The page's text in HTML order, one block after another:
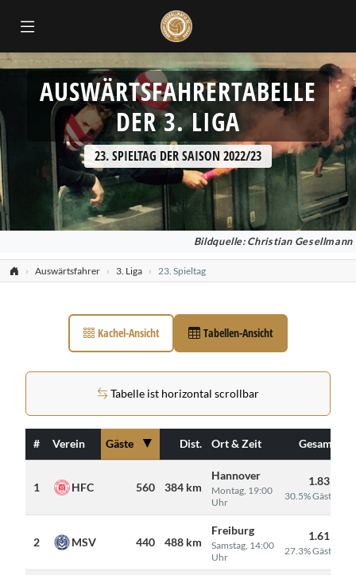
AUSWÄRTSFAHRERTABELLE
DER 3. LIGA
23. SPIELTAG DER SAISON 2022/23
Bildquelle: Christian Gesellmann
Auswärtsfahrer 3. Liga 23. Spieltag
Kachel-Ansicht Tabellen-Ansicht
Tabelle ist horizontal scrollbar
# Verein Gäste ▼ Dist. Ort & Zeit Gesamt
1 HFC 560 384 km
Hannover
Montag, 19:00
Uhr
1.835
30.5% Gäste
2 MSV 440 488 km
Freiburg
Samstag, 14:00
Uhr
1.613
27.3% Gäste